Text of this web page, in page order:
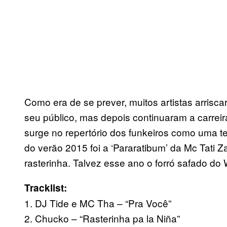
Como era de se prever, muitos artistas
seu público, mas depois continuaram a
surge no repertório dos funkeiros como uma
do verão 2015 foi a ‘Pararatibum’ da Mc Tati
rasterinha. Talvez esse ano o forró safado
Tracklist:
1. DJ Tide e MC Tha – “Pra Você”
2. Chucko – “Rasterinha pa la Niña”